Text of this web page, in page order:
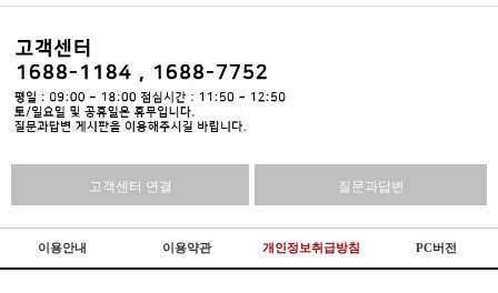
고객센터 연결 질문과답변
이용안내 이용약관 개인정보취급방침 PC버전